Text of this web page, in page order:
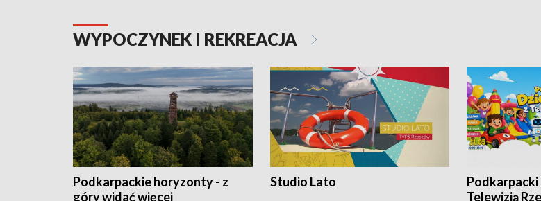
WYPOCZYNEK I REKREACJA
Podkarpackie horyzonty - z
góry widać więcej
Studio Lato
Podkarpacki
Telewizją